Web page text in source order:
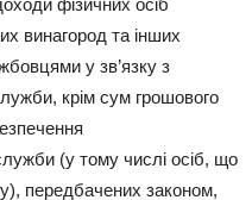
фізичних осіб
винагород та інших
у зв’язку з
крім сум грошового
(у тому числі осіб, що
передбачених законом,